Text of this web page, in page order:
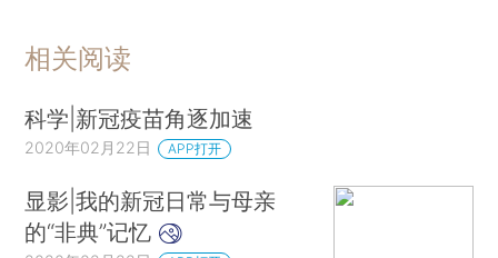
相关阅读
科学|新冠疫苗角逐加速
2020年02月22日 APP打开
显影|我的新冠日常与母亲
的“非典”记忆